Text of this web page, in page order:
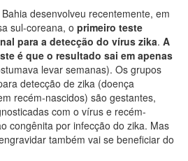
desenvolveu recentemente, em
sul-coreana, o primeiro teste
para a detecção do vírus zika. A
é que o resultado sai em apenas
levar semanas). Os grupos
detecção de zika (doença
recém-nascidos) são gestantes,
com o vírus e recém-
congênita por infecção do zika. Mas
também vai se beneficiar do